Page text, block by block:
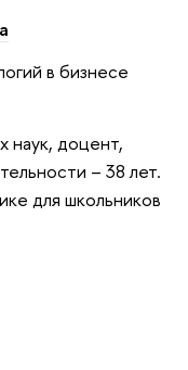
в бизнесе
наук, доцент,
– 38 лет.
для школьников